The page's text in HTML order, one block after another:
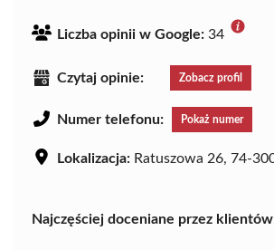
Liczba opinii w Google: 34
Czytaj opinie: Zobacz profil
Numer telefonu: Pokaż numer
Lokalizacja: Ratuszowa 26, 74-
Najczęściej doceniane przez